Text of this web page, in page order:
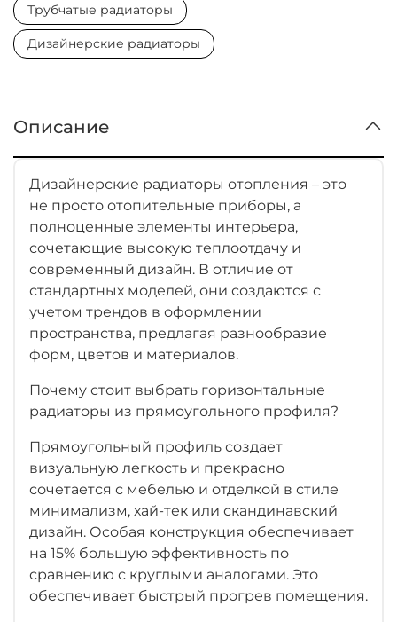
Трубчатые радиаторы
Дизайнерские радиаторы
Описание
Дизайнерские радиаторы отопления – это
не просто отопительные приборы, а
полноценные элементы интерьера,
сочетающие высокую теплоотдачу и
современный дизайн. В отличие от
стандартных моделей, они создаются с
учетом трендов в оформлении
пространства, предлагая разнообразие
форм, цветов и материалов.
Почему стоит выбрать горизонтальные
радиаторы из прямоугольного профиля?
Прямоугольный профиль создает
визуальную легкость и прекрасно
сочетается с мебелью и отделкой в стиле
минимализм, хай-тек или скандинавский
дизайн. Особая конструкция обеспечивает
на 15% большую эффективность по
сравнению с круглыми аналогами. Это
обеспечивает быстрый прогрев помещения.